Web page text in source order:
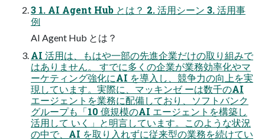
3 1. AI Agent Hub とは？ 2. 活用シーン 3. 活用事
例
AI Agent Hub とは？
AI 活用は、もはや一部の先進企業だけの取り組みで
はありません。 すでに多くの企業が業務効率化やマ
ーケティング強化にAI を導入し、競争力の向上を実
現しています。実際に、マッキンゼ ーは数千のAI
エージェントを業務に配備しており、ソフトバンク
グループも「10 億規模のAI エージェントを構築し
活用して いく」と明言しています。このような状況
の中で、AI を取り入れずに従来型の業務を続けてい